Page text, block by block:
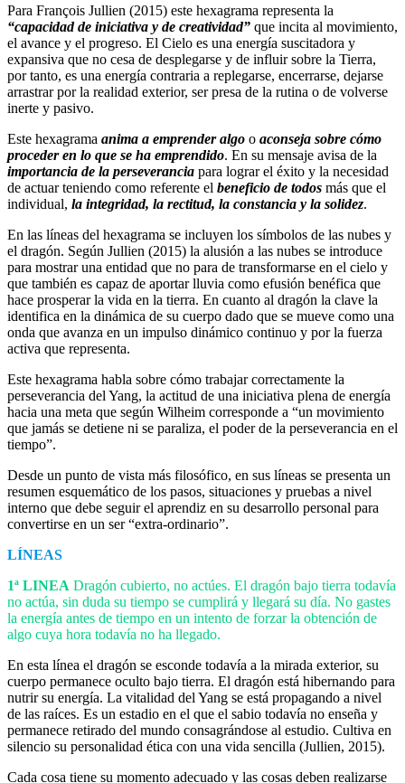
Para François Jullien (2015) este hexagrama representa la
“capacidad de iniciativa y de creatividad” que incita al movimiento,
el avance y el progreso. El Cielo es una energía suscitadora y
expansiva que no cesa de desplegarse y de influir sobre la Tierra,
por tanto, es una energía contraria a replegarse, encerrarse, dejarse
arrastrar por la realidad exterior, ser presa de la rutina o de volverse
inerte y pasivo.
Este hexagrama anima a emprender algo o aconseja sobre cómo
proceder en lo que se ha emprendido. En su mensaje avisa de la
importancia de la perseverancia para lograr el éxito y la necesidad
de actuar teniendo como referente el beneficio de todos más que el
individual, la integridad, la rectitud, la constancia y la solidez.
En las líneas del hexagrama se incluyen los símbolos de las nubes y
el dragón. Según Jullien (2015) la alusión a las nubes se introduce
para mostrar una entidad que no para de transformarse en el cielo y
que también es capaz de aportar lluvia como efusión benéfica que
hace prosperar la vida en la tierra. En cuanto al dragón la clave la
identifica en la dinámica de su cuerpo dado que se mueve como una
onda que avanza en un impulso dinámico continuo y por la fuerza
activa que representa.
Este hexagrama habla sobre cómo trabajar correctamente la
perseverancia del Yang, la actitud de una iniciativa plena de energía
hacia una meta que según Wilheim corresponde a “un movimiento
que jamás se detiene ni se paraliza, el poder de la perseverancia en el
tiempo”.
Desde un punto de vista más filosófico, en sus líneas se presenta un
resumen esquemático de los pasos, situaciones y pruebas a nivel
interno que debe seguir el aprendiz en su desarrollo personal para
convertirse en un ser “extra-ordinario”.
LÍNEAS
1ª LINEA Dragón cubierto, no actúes. El dragón bajo tierra todavía
no actúa, sin duda su tiempo se cumplirá y llegará su día. No gastes
la energía antes de tiempo en un intento de forzar la obtención de
algo cuya hora todavía no ha llegado.
En esta línea el dragón se esconde todavía a la mirada exterior, su
cuerpo permanece oculto bajo tierra. El dragón está hibernando para
nutrir su energía. La vitalidad del Yang se está propagando a nivel
de las raíces. Es un estadio en el que el sabio todavía no enseña y
permanece retirado del mundo consagrándose al estudio. Cultiva en
silencio su personalidad ética con una vida sencilla (Jullien, 2015).
Cada cosa tiene su momento adecuado y las cosas deben realizarse